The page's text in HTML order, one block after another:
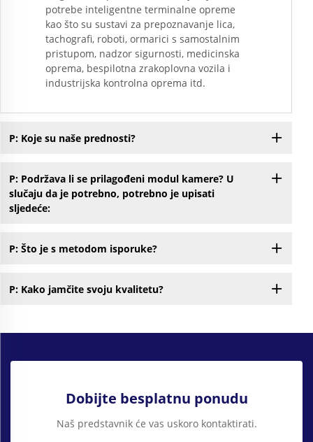
potrebe inteligentne terminalne opreme
kao što su sustavi za prepoznavanje lica,
tachografi, roboti, ormarici s samostalnim
pristupom, nadzor sigurnosti, medicinska
oprema, bespilotna zrakoplovna vozila i
industrijska kontrolna oprema itd.
P: Koje su naše prednosti?
P: Podržava li se prilagođeni modul kamere? U
slučaju da je potrebno, potrebno je upisati
sljedeće:
P: Što je s metodom isporuke?
P: Kako jamčite svoju kvalitetu?
Dobijte besplatnu ponudu
Naš predstavnik će vas uskoro kontaktirati.